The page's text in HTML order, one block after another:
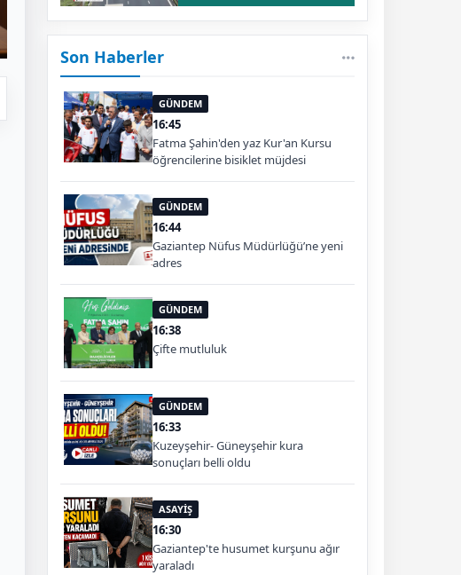
Son Haberler
GÜNDEM
16:45
Fatma Şahin'den yaz Kur'an Kursu
öğrencilerine bisiklet müjdesi
GÜNDEM
16:44
Gaziantep Nüfus Müdürlüğü’ne yeni
adres
GÜNDEM
16:38
Çifte mutluluk
GÜNDEM
16:33
Kuzeyşehir- Güneyşehir kura
sonuçları belli oldu
ASAYİŞ
16:30
Gaziantep'te husumet kurşunu ağır
yaraladı